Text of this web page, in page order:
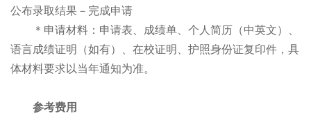
公布录取结果－完成申请
＊申请材料：申请表、成绩单、个人简历（中英文）、
语言成绩证明（如有）、在校证明、护照身份证复印件，具
体材料要求以当年通知为准。
参考费用